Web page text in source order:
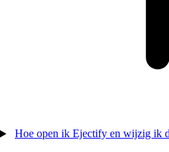
Hoe open ik Ejectify en wijzig ik